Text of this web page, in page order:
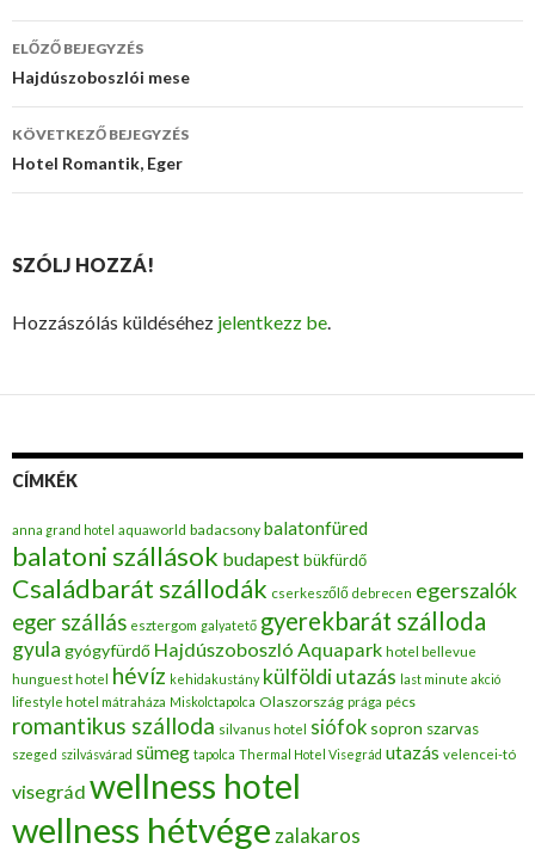
Bejegyzés
navigáció
ELŐZŐ BEJEGYZÉS
Hajdúszoboszlói mese
KÖVETKEZŐ BEJEGYZÉS
Hotel Romantik, Eger
SZÓLJ HOZZÁ!
Hozzászólás küldéséhez jelentkezz be.
CÍMKÉK
anna grand hotel aquaworld badacsony balatonfüred
balatoni szállások budapestbükfürdő
Családbarát szállodák cserkeszőlő debrecen egerszalók
eger szállás esztergom galyatető gyerekbarát szálloda
gyula gyógyfürdő Hajdúszoboszló Aquapark hotel bellevue
hunguest hotel
hévíz kehidakustány külföldi utazás last minute akció
lifestyle hotel mátraháza Miskolctapolca Olaszország prága pécs
romantikus szálloda silvanus hotel siófok sopron szarvas
szeged szilvásvárad sümeg tapolca Thermal Hotel Visegrád utazás velencei-tó
visegrád wellness hotel
wellness hétvége zalakaros